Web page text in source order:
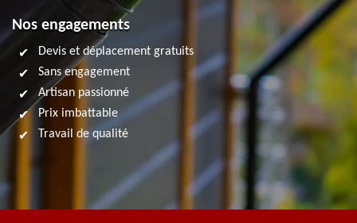
Nos engagements
Devis et déplacement gratuits
Sans engagement
Artisan passionné
Prix imbattable
Travail de qualité